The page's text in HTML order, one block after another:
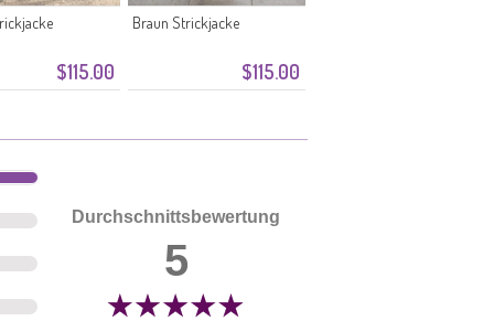
$115.00 $115.00
Braun Strickjacke
Durchschnittsbewertung
5